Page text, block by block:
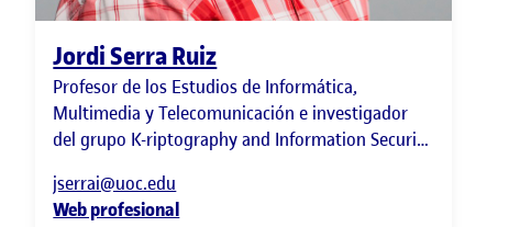
Jordi Serra Ruiz
Profesor de los Estudios de Informática,
Multimedia y Telecomunicación e investigador
del grupo K-riptography and Information Security
Intedisciplinary Institute (IN3)
jserrai@uoc.edu
Web profesional